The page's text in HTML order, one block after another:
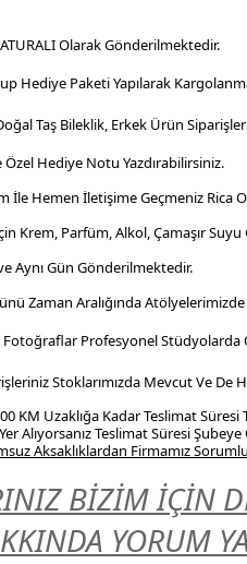
Olarak Gönderilmektedir.
Hediye Paketi Yapılarak
Taş Bileklik, Erkek Ürün
Hediye Notu Yazdırabilirsiniz.
İle Hemen İletişime Geçmeniz Rica
Krem, Parfüm, Alkol, Çamaşır
Aynı Gün Gönderilmektedir.
Zaman Aralığında
ProfesyonelStüdyolarda
Stoklarımızda Mevcut Ve De
KM Uzaklığa Kadar Teslimat
Alıyorsanız Teslimat Süresi
Aksaklıklardan Firmamız
BİZİM İÇİN
YORUM